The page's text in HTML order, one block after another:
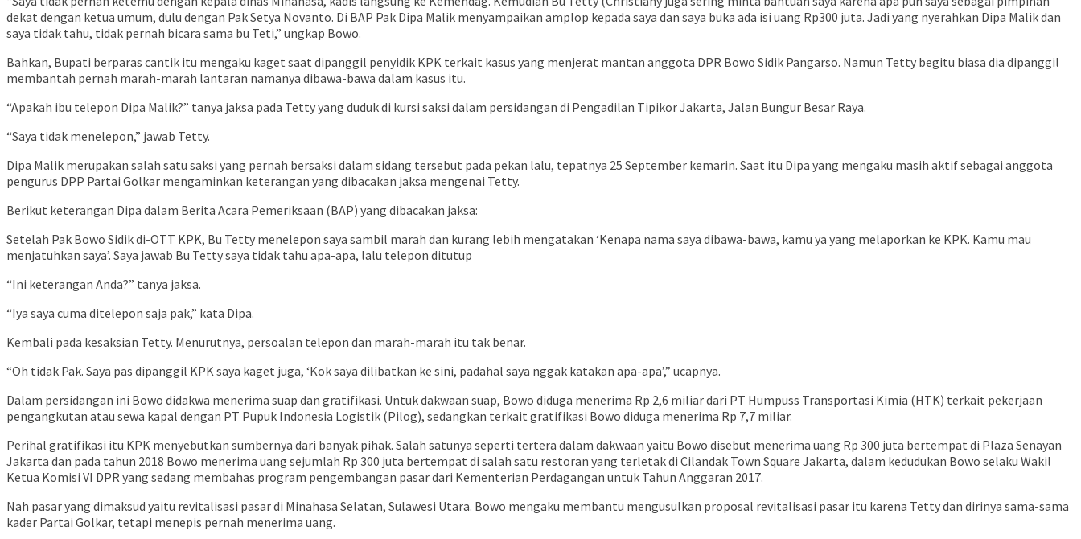
dekat dengan ketua umum, dulu dengan Pak Setya Novanto. Di BAP Pak Dipa Malik menyampaikan amplop kepada saya dan saya buka ada isi uang Rp300 juta. Jadi yang nyerahkan Dipa Malik dan
saya tidak tahu, tidak pernah bicara sama bu Teti,” ungkap Bowo.
Bahkan, Bupati berparas cantik itu mengaku kaget saat dipanggil penyidik KPK terkait kasus yang menjerat mantan anggota DPR Bowo Sidik Pangarso. Namun Tetty begitu biasa dia dipanggil
membantah pernah marah-marah lantaran namanya dibawa-bawa dalam kasus itu.
“Apakah ibu telepon Dipa Malik?” tanya jaksa pada Tetty yang duduk di kursi saksi dalam persidangan di Pengadilan Tipikor Jakarta, Jalan Bungur Besar Raya.
“Saya tidak menelepon,” jawab Tetty.
Dipa Malik merupakan salah satu saksi yang pernah bersaksi dalam sidang tersebut pada pekan lalu, tepatnya 25 September kemarin. Saat itu Dipa yang mengaku masih aktif sebagai anggota
pengurus DPP Partai Golkar mengaminkan keterangan yang dibacakan jaksa mengenai Tetty.
Berikut keterangan Dipa dalam Berita Acara Pemeriksaan (BAP) yang dibacakan jaksa:
Setelah Pak Bowo Sidik di-OTT KPK, Bu Tetty menelepon saya sambil marah dan kurang lebih mengatakan ‘Kenapa nama saya dibawa-bawa, kamu ya yang melaporkan ke KPK. Kamu mau
menjatuhkan saya’. Saya jawab Bu Tetty saya tidak tahu apa-apa, lalu telepon ditutup
“Ini keterangan Anda?” tanya jaksa.
“Iya saya cuma ditelepon saja pak,” kata Dipa.
Kembali pada kesaksian Tetty. Menurutnya, persoalan telepon dan marah-marah itu tak benar.
“Oh tidak Pak. Saya pas dipanggil KPK saya kaget juga, ‘Kok saya dilibatkan ke sini, padahal saya nggak katakan apa-apa’,” ucapnya.
Dalam persidangan ini Bowo didakwa menerima suap dan gratifikasi. Untuk dakwaan suap, Bowo diduga menerima Rp 2,6 miliar dari PT Humpuss Transportasi Kimia (HTK) terkait pekerjaan
pengangkutan atau sewa kapal dengan PT Pupuk Indonesia Logistik (Pilog), sedangkan terkait gratifikasi Bowo diduga menerima Rp 7,7 miliar.
Perihal gratifikasi itu KPK menyebutkan sumbernya dari banyak pihak. Salah satunya seperti tertera dalam dakwaan yaitu Bowo disebut menerima uang Rp 300 juta bertempat di Plaza Senayan
Jakarta dan pada tahun 2018 Bowo menerima uang sejumlah Rp 300 juta bertempat di salah satu restoran yang terletak di Cilandak Town Square Jakarta, dalam kedudukan Bowo selaku Wakil
Ketua Komisi VI DPR yang sedang membahas program pengembangan pasar dari Kementerian Perdagangan untuk Tahun Anggaran 2017.
Nah pasar yang dimaksud yaitu revitalisasi pasar di Minahasa Selatan, Sulawesi Utara. Bowo mengaku membantu mengusulkan proposal revitalisasi pasar itu karena Tetty dan dirinya sama-sama
kader Partai Golkar, tetapi menepis pernah menerima uang.